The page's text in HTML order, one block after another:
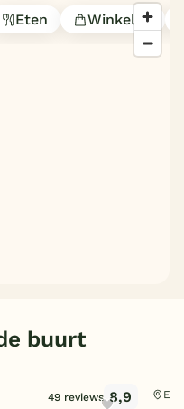
Eten Winkelen
buurt
49 reviews 8,9